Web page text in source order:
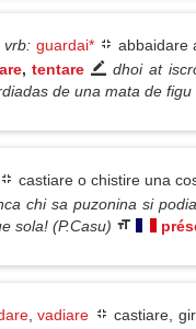
, vrb: guardai* abbaidare
,tentare dhoi at
de una mata de figu
castiare o chistire una
chi sa puzonina si
sola! (P.Casu)
,vadiare
castiare,